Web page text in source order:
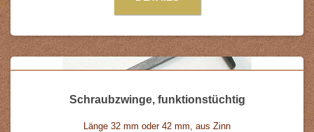
Schraubzwinge, funktionstüchtig
Länge 32 mm oder 42 mm, aus Zinn